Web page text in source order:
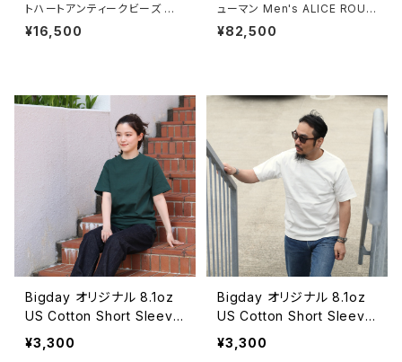
トハートアンティークビーズ ブ
レスレット 金赤 #b126 日本製
¥16,500
ューマン Men's ALICE ROUN
D アリス ラウンド サンダル レザ
¥82,500
Bigday オリジナル 8.1oz
US Cotton Short Sleeve
Tシャツ 半袖 無地Tシャツ
USコットン 綿100％ ダーク
¥3,300
Bigday オリジナル 8.1oz
US Cotton Short Sleeve
Tシャツ 半袖 無地Tシャツ
USコットン 綿100％ ナチュ
¥3,300